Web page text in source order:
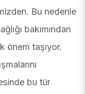
Bu nedenle
bakımından
önem taşıyor.
bu tür